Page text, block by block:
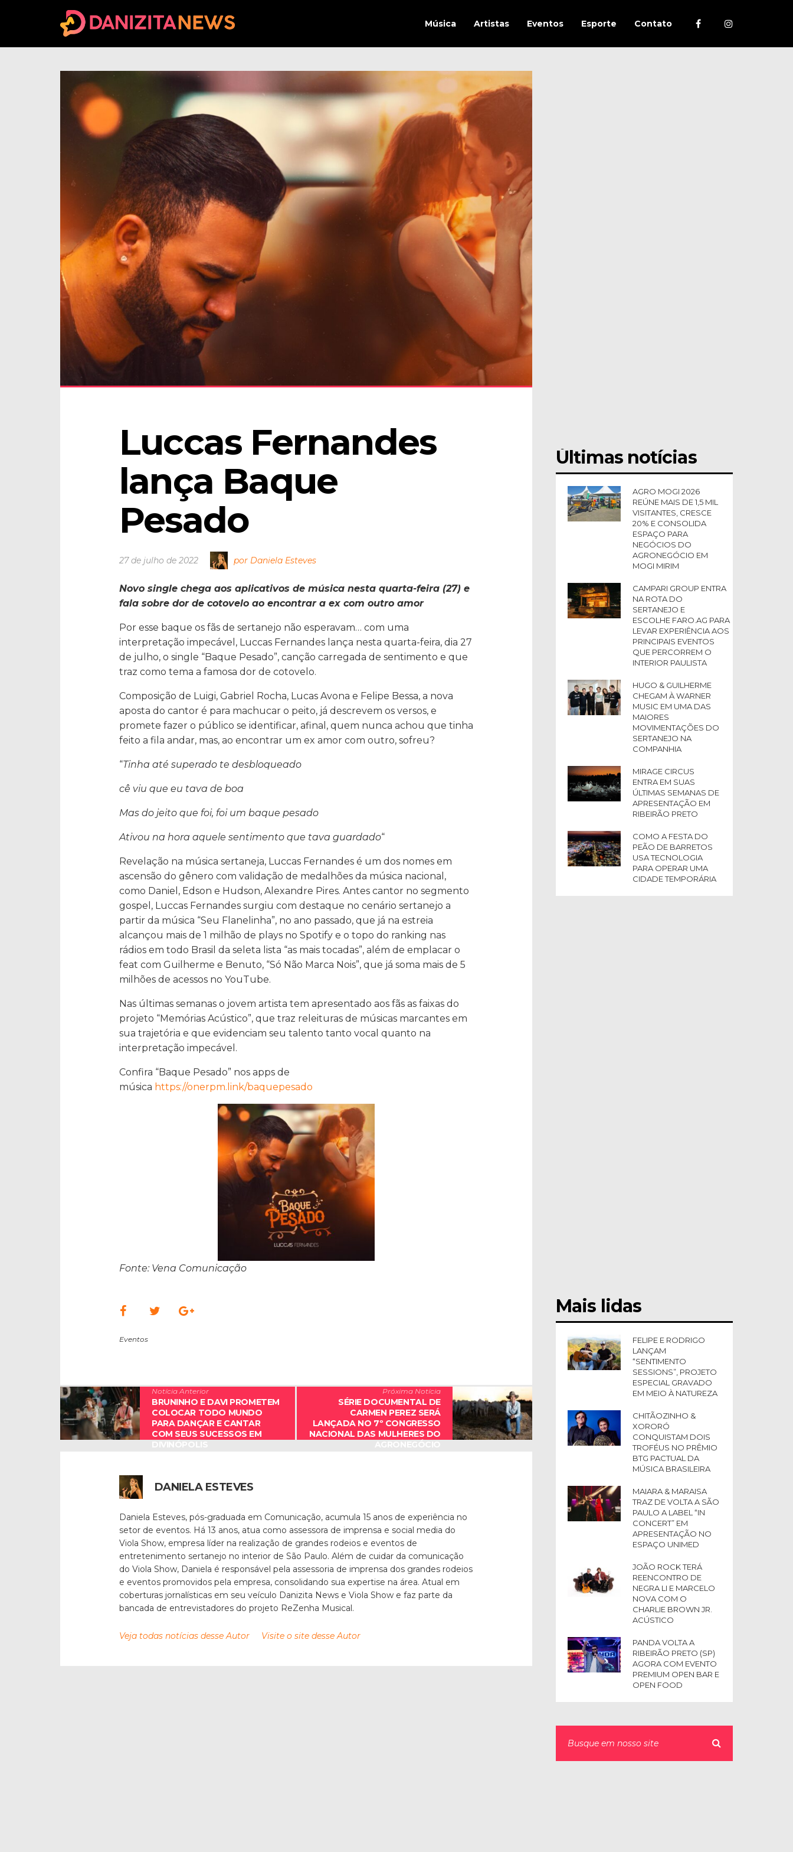
Música Artistas Eventos Esporte Contato
Luccas Fernandes
lança Baque
Pesado
27 de julho de 2022 por Daniela Esteves
Novo single chega aos aplicativos de música nesta quarta-feira (27) e
fala sobre dor de cotovelo ao encontrar a ex com outro amor
Por esse baque os fãs de sertanejo não esperavam… com uma
interpretação impecável, Luccas Fernandes lança nesta quarta-feira, dia 27
de julho, o single “Baque Pesado”, canção carregada de sentimento e que
traz como tema a famosa dor de cotovelo.
Composição de Luigi, Gabriel Rocha, Lucas Avona e Felipe Bessa, a nova
aposta do cantor é para machucar o peito, já descrevem os versos, e
promete fazer o público se identificar, afinal, quem nunca achou que tinha
feito a fila andar, mas, ao encontrar um ex amor com outro, sofreu?
“Tinha até superado te desbloqueado
cê viu que eu tava de boa
Mas do jeito que foi, foi um baque pesado
Ativou na hora aquele sentimento que tava guardado“
Revelação na música sertaneja, Luccas Fernandes é um dos nomes em
ascensão do gênero com validação de medalhões da música nacional,
como Daniel, Edson e Hudson, Alexandre Pires. Antes cantor no segmento
gospel, Luccas Fernandes surgiu com destaque no cenário sertanejo a
partir da música “Seu Flanelinha”, no ano passado, que já na estreia
alcançou mais de 1 milhão de plays no Spotify e o topo do ranking nas
rádios em todo Brasil da seleta lista “as mais tocadas”, além de emplacar o
feat com Guilherme e Benuto, “Só Não Marca Nois”, que já soma mais de 5
milhões de acessos no YouTube.
Nas últimas semanas o jovem artista tem apresentado aos fãs as faixas do
projeto “Memórias Acústico”, que traz releituras de músicas marcantes em
sua trajetória e que evidenciam seu talento tanto vocal quanto na
interpretação impecável.
Confira “Baque Pesado” nos apps de
música https://onerpm.link/baquepesado
Fonte: Vena Comunicação
Eventos
Notícia Anterior
BRUNINHO E DAVI PROMETEM
COLOCAR TODO MUNDO
PARA DANÇAR E CANTAR
COM SEUS SUCESSOS EM
Próxima Notícia
SÉRIE DOCUMENTAL DE
CARMEN PEREZ SERÁ
LANÇADA NO 7º CONGRESSO
NACIONAL DAS MULHERES DO
DANIELA ESTEVES
Daniela Esteves, pós-graduada em Comunicação, acumula 15 anos de experiência no
setor de eventos. Há 13 anos, atua como assessora de imprensa e social media do
Viola Show, empresa líder na realização de grandes rodeios e eventos de
entretenimento sertanejo no interior de São Paulo. Além de cuidar da comunicação
do Viola Show, Daniela é responsável pela assessoria de imprensa dos grandes rodeios
e eventos promovidos pela empresa, consolidando sua expertise na área. Atual em
coberturas jornalísticas em seu veículo Danizita News e Viola Show e faz parte da
bancada de entrevistadores do projeto ReZenha Musical.
Veja todas notícias desse Autor Visite o site desse Autor
Últimas notícias
AGRO MOGI 2026
REÚNE MAIS DE 1,5 MIL
VISITANTES, CRESCE
20% E CONSOLIDA
ESPAÇO PARA
NEGÓCIOS DO
AGRONEGÓCIO EM
MOGI MIRIM
CAMPARI GROUP ENTRA
NA ROTA DO
SERTANEJO E
ESCOLHE FARO.AG PARA
LEVAR EXPERIÊNCIA AOS
PRINCIPAIS EVENTOS
QUE PERCORREM O
INTERIOR PAULISTA
HUGO & GUILHERME
CHEGAM À WARNER
MUSIC EM UMA DAS
MAIORES
MOVIMENTAÇÕES DO
SERTANEJO NA
COMPANHIA
MIRAGE CIRCUS
ENTRA EM SUAS
ÚLTIMAS SEMANAS DE
APRESENTAÇÃO EM
RIBEIRÃO PRETO
COMO A FESTA DO
PEÃO DE BARRETOS
USA TECNOLOGIA
PARA OPERAR UMA
CIDADE TEMPORÁRIA
Mais lidas
FELIPE E RODRIGO
LANÇAM
“SENTIMENTO
SESSIONS”, PROJETO
ESPECIAL GRAVADO
EM MEIO À NATUREZA
CHITÃOZINHO &
XORORÓ
CONQUISTAM DOIS
TROFÉUS NO PRÊMIO
BTG PACTUAL DA
MÚSICA BRASILEIRA
MAIARA & MARAISA
TRAZ DE VOLTA A SÃO
PAULO A LABEL “IN
CONCERT” EM
APRESENTAÇÃO NO
ESPAÇO UNIMED
JOÃO ROCK TERÁ
REENCONTRO DE
NEGRA LI E MARCELO
NOVA COM O
CHARLIE BROWN JR.
ACÚSTICO
PANDA VOLTA A
RIBEIRÃO PRETO (SP)
AGORA COM EVENTO
PREMIUM OPEN BAR E
OPEN FOOD